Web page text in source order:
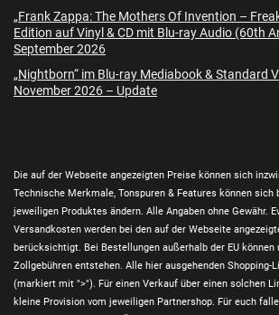
„Frank Zappa: The Mothers Of Invention –
Edition auf Vinyl & CD mit Blu-ray Audio (60th
September 2026
„Nightborn“ im Blu-ray Mediabook & Standard
November 2026 – Update
Die auf der Webseite angezeigten Preise können sich
Technische Merkmale, Tonspuren & Features können sich
jeweiligen Produktes ändern. Alle Angaben ohne Gewähr.
Versandkosten werden bei den auf der Webseite
berücksichtigt. Bei Bestellungen außerhalb der EU können
Zollgebühren entstehen. Alle hier ausgehenden Shopping-
(markiert mit ">"). Für einen Verkauf über einen solchen
kleine Provision vom jeweiligen Partnershop. Für euch